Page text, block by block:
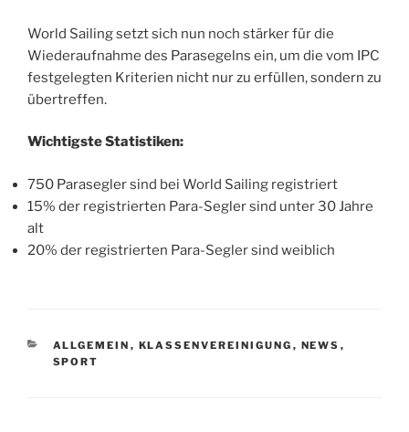
World Sailing setzt sich nun noch stärker für die
Wiederaufnahme des Parasegelns ein, um die vom IPC
festgelegten Kriterien nicht nur zu erfüllen, sondern zu
übertreffen.
Wichtigste Statistiken:
750 Parasegler sind bei World Sailing registriert
15% der registrierten Para-Segler sind unter 30 Jahre
alt
20% der registrierten Para-Segler sind weiblich
KATEGORIEN
ALLGEMEIN , KLASSENVEREINIGUNG , NEWS ,
SPORT